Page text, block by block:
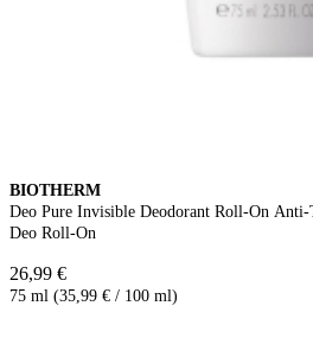
BIOTHERM
Deo Pure Invisible Deodorant Roll-On Anti-
Deo Roll-On
26,99 €
75 ml (35,99 € / 100 ml)